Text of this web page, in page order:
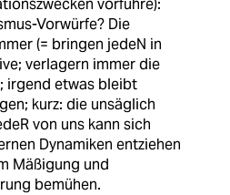
vorführe):
Vorwürfe? Die
(= bringen jedeN in
verlagern immer die
irgend etwas bleibt
kurz: die unsäglich
von uns kann sich
Dynamiken entziehen
Mäßigung und
bemühen.